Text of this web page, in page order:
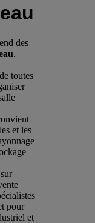
des
.
toutes
et les
pour
et